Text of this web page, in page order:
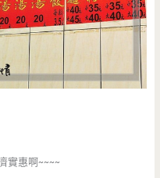
實惠啊~~~~